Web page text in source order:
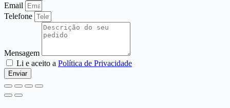
Email
Telefone
Mensagem
Li e aceito a Política de Privacidade
Enviar